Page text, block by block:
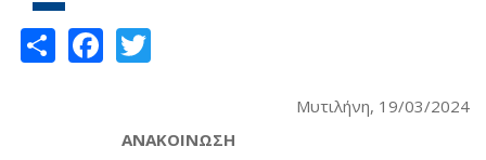
ShareFacebook
Μυτιλήνη, 19/03/2024
ΑΝΑΚΟΙΝΩΣΗ